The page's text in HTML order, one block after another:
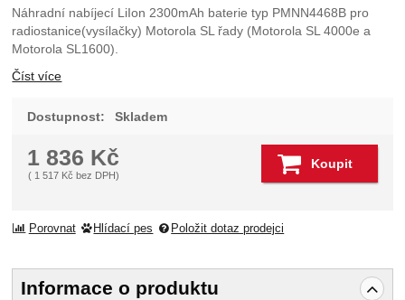
Náhradní nabíjecí LiIon 2300mAh baterie typ PMNN4468B pro
radiostanice(vysílačky) Motorola SL řady (Motorola SL 4000e a
Motorola SL1600).
Číst více
Dostupnost: Skladem
1 836 Kč
(1 517 Kč bez DPH)
Koupit
Porovnat Hlídací pes Položit dotaz prodejci
Informace o produktu